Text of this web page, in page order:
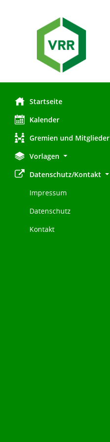
Startseite
Kalender
Gremien und Mitglieder
Vorlagen
Datenschutz/Kontakt
Impressum
Datenschutz
Kontakt